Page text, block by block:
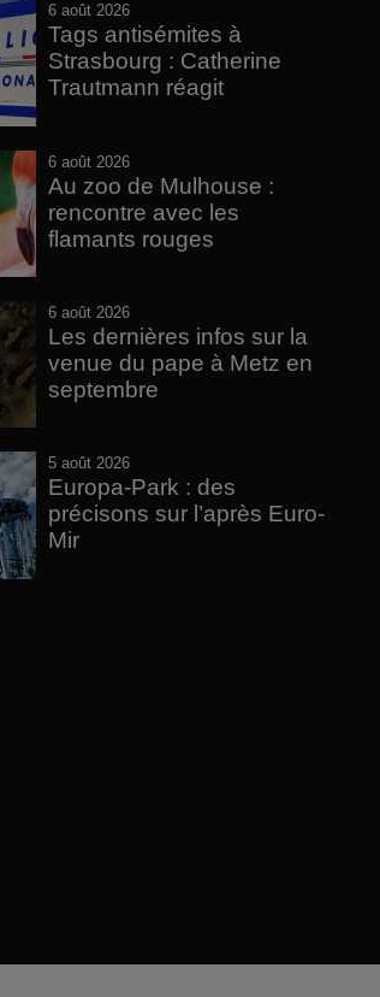
6 août 2026
Tags antisémites à
Strasbourg : Catherine
Trautmann réagit
6 août 2026
Au zoo de Mulhouse :
rencontre avec les
flamants rouges
6 août 2026
Les dernières infos sur la
venue du pape à Metz en
septembre
5 août 2026
Europa-Park : des
précisons sur l’après Euro-
Mir